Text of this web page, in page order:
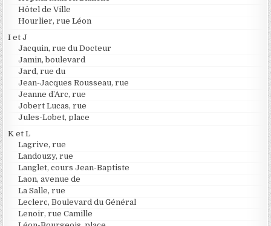
Hôtel de Ville
Hourlier, rue Léon
I et J
Jacquin, rue du Docteur
Jamin, boulevard
Jard, rue du
Jean-Jacques Rousseau, rue
Jeanne d’Arc, rue
Jobert Lucas, rue
Jules-Lobet, place
K et L
Lagrive, rue
Landouzy, rue
Langlet, cours Jean-Baptiste
Laon, avenue de
La Salle, rue
Leclerc, Boulevard du Général
Lenoir, rue Camille